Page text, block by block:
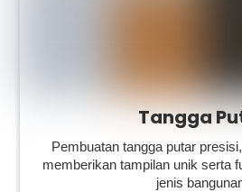
Tangga
Pembuatan tangga putar
memberikan tampilan unik serta
jenis